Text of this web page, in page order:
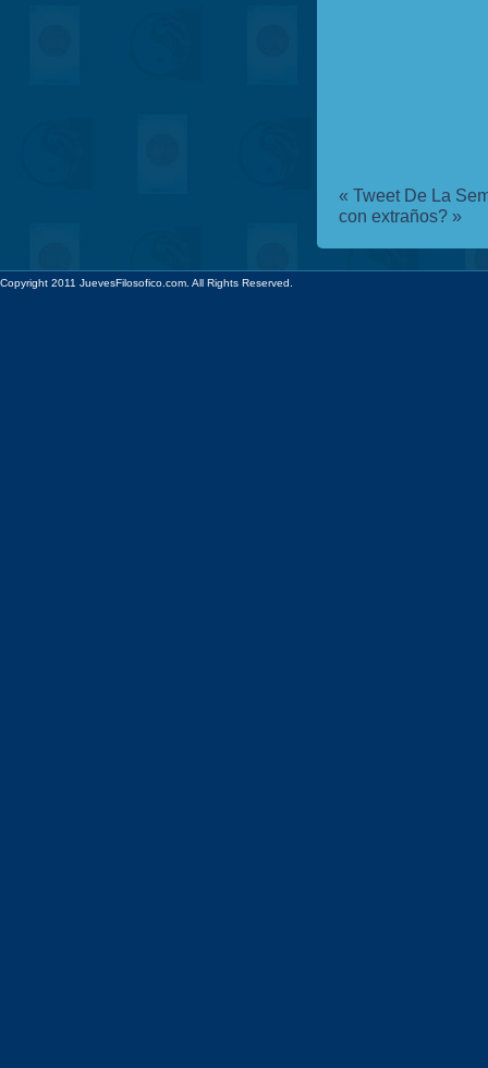
« Tweet De La
con extraños?»
Copyright 2011 JuevesFilosofico.com. All Rights Reserved.